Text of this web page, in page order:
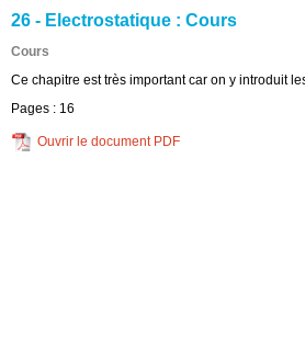
26 - Electrostatique : Cours
Cours
Ce chapitre est très important car on y introduit
Pages : 16
Ouvrir le document PDF